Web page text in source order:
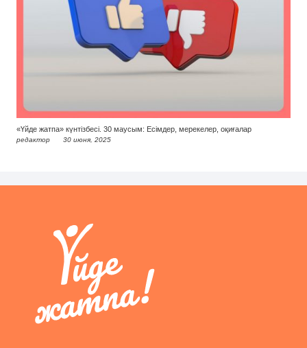
«Үйде жатпа» күнтізбесі. 30 маусым: Есімдер, мерекелер, оқиғалар
редактор 30 июня, 2025